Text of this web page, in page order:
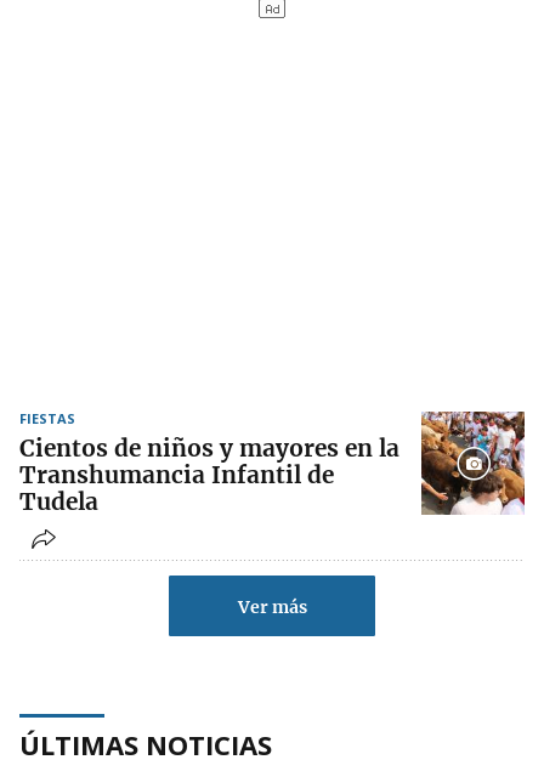
FIESTAS
Cientos de niños y mayores en la
Transhumancia Infantil de
Tudela
Ver más
ÚLTIMAS NOTICIAS